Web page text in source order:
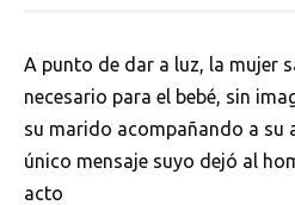
A punto de dar a luz, la mujer
necesario para el bebé, sin
su marido acompañando a su
único mensaje suyo dejó al
acto